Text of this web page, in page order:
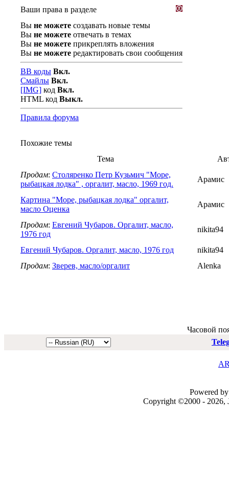
Ваши права в разделе
Вы не можете создавать новые темы
Вы не можете отвечать в темах
Вы не можете прикреплять вложения
Вы не можете редактировать свои сообщения
BB коды Вкл.
Смайлы Вкл.
[IMG] код Вкл.
HTML код Выкл.
Правила форума
Похожие темы
Тема
Продам: Столяренко Петр Кузьмич "Море,
рыбацкая лодка" , оргалит, масло, 1969 год.
Арамис
Картина "Море, рыбацкая лодка" оргалит,
масло Оценка
Арамис
Продам: Евгений Чубаров. Оргалит, масло,
1976 год
nikita94
Евгений Чубаров. Оргалит, масло, 1976 год
nikita94
Продам: Зверев, масло/оргалит Alenka
Часовой
Powered
Copyright ©2000 - 2026,